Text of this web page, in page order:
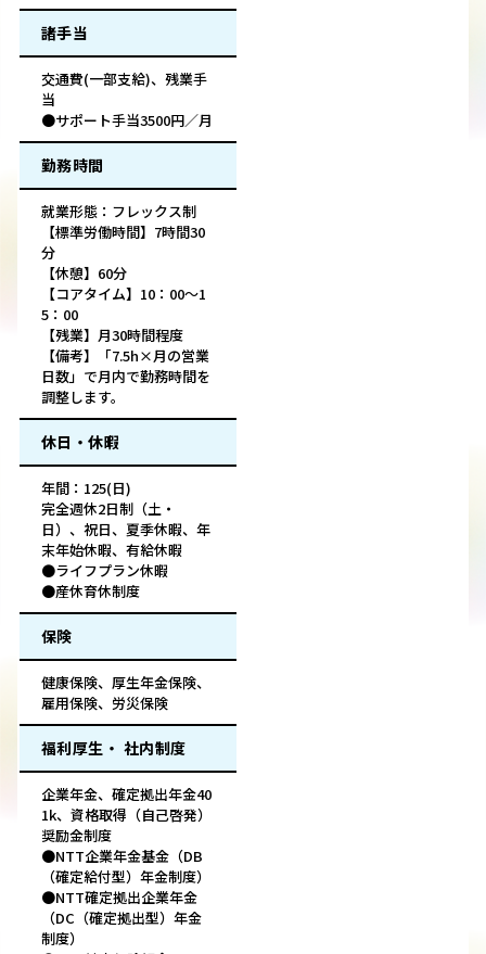
諸手当
交通費(一部支給)、残業手
当
●サポート手当3500円／月
勤務時間
就業形態：フレックス制
【標準労働時間】7時間30
分
【休憩】60分
【コアタイム】10：00～1
5：00
【残業】月30時間程度
【備考】「7.5h×月の営業
日数」で月内で勤務時間を
調整します。
休日・休暇
年間：125(日)
完全週休2日制（土・
日）、祝日、夏季休暇、年
末年始休暇、有給休暇
●ライフプラン休暇
●産休育休制度
保険
健康保険、厚生年金保険、
雇用保険、労災保険
福利厚生・ 社内制度
企業年金、確定拠出年金40
1k、資格取得（自己啓発）
奨励金制度
●NTT企業年金基金（DB
（確定給付型）年金制度）
●NTT確定拠出企業年金
（DC（確定拠出型）年金
制度）